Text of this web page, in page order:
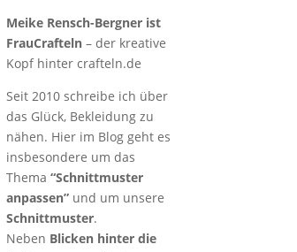
Meike Rensch-Bergner ist
FrauCrafteln – der kreative
Kopf hinter crafteln.de
Seit 2010 schreibe ich über
das Glück, Bekleidung zu
nähen. Hier im Blog geht es
insbesondere um das
Thema“Schnittmuster
anpassen” und um unsere
Schnittmuster.
Neben Blicken hinter die